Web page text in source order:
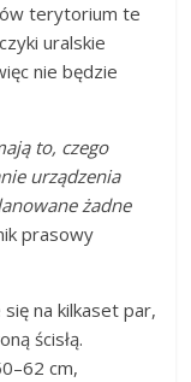
terytorium te
uralskie
nie będzie
to, czego
urządzenia
żadne
prasowy
na kilkaset par,
ścisłą.
cm,